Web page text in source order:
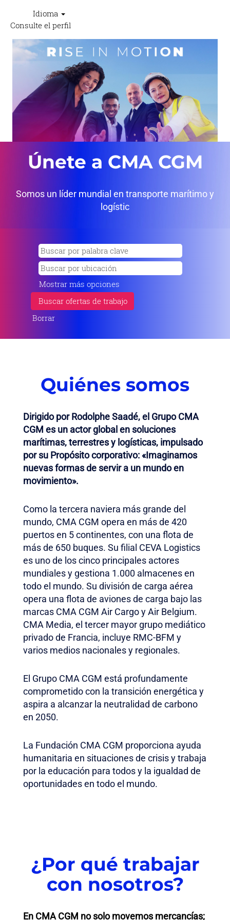
Idioma
Consulte el perfil
Únete a CMA CGM
Somos un líder mundial en transporte marítimo y
logístic
Mostrar más opciones
Borrar
Quiénes somos
Dirigido por Rodolphe Saadé, el Grupo CMA
CGM es un actor global en soluciones
marítimas, terrestres y logísticas, impulsado
por su Propósito corporativo: «Imaginamos
nuevas formas de servir a un mundo en
movimiento».
Como la tercera naviera más grande del
mundo, CMA CGM opera en más de 420
puertos en 5 continentes, con una flota de
más de 650 buques. Su filial CEVA Logistics
es uno de los cinco principales actores
mundiales y gestiona 1.000 almacenes en
todo el mundo. Su división de carga aérea
opera una flota de aviones de carga bajo las
marcas CMA CGM Air Cargo y Air Belgium.
CMA Media, el tercer mayor grupo mediático
privado de Francia, incluye RMC-BFM y
varios medios nacionales y regionales.
El Grupo CMA CGM está profundamente
comprometido con la transición energética y
aspira a alcanzar la neutralidad de carbono
en 2050.
La Fundación CMA CGM proporciona ayuda
humanitaria en situaciones de crisis y trabaja
por la educación para todos y la igualdad de
oportunidades en todo el mundo.
¿Por qué trabajar
con nosotros?
En CMA CGM no solo movemos mercancías;